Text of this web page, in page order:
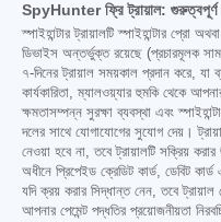
SpyHunter ফ্রি ট্রায়াল: গুরুত্বপূর্ণ
স্পাইহান্টার ট্রায়ালটি স্পাইহান্টার প্রো
ডিভাইস অন্তর্ভুক্ত রয়েছে (প্রচারমূলক
৭-দিনের ট্রায়াল সময়কাল প্রদান করে,
কার্যকারিতা, ম্যালওয়্যার হুমকি থেকে
ক্ষমতাসম্পন্ন সুরক্ষা ব্যবস্থা এবং
দলের সাথে যোগাযোগের সুযোগ দেয়।
নেওয়া হবে না, তবে ট্রায়ালটি সক্রিয়
অধীনে প্রিপেইড ক্রেডিট কার্ড, ডেবিট
যদি ক্রয় করার সিদ্ধান্ত নেন, তবে
আপনার পেমেন্ট পদ্ধতির প্রয়োজনীয়তা